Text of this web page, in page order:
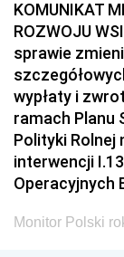
KOMUNIKAT
ROZWOJU
sprawie
wypłaty i
ramach Planu
Polityki Rolnej
interwencji
Operacyjnych
Monitor Polski